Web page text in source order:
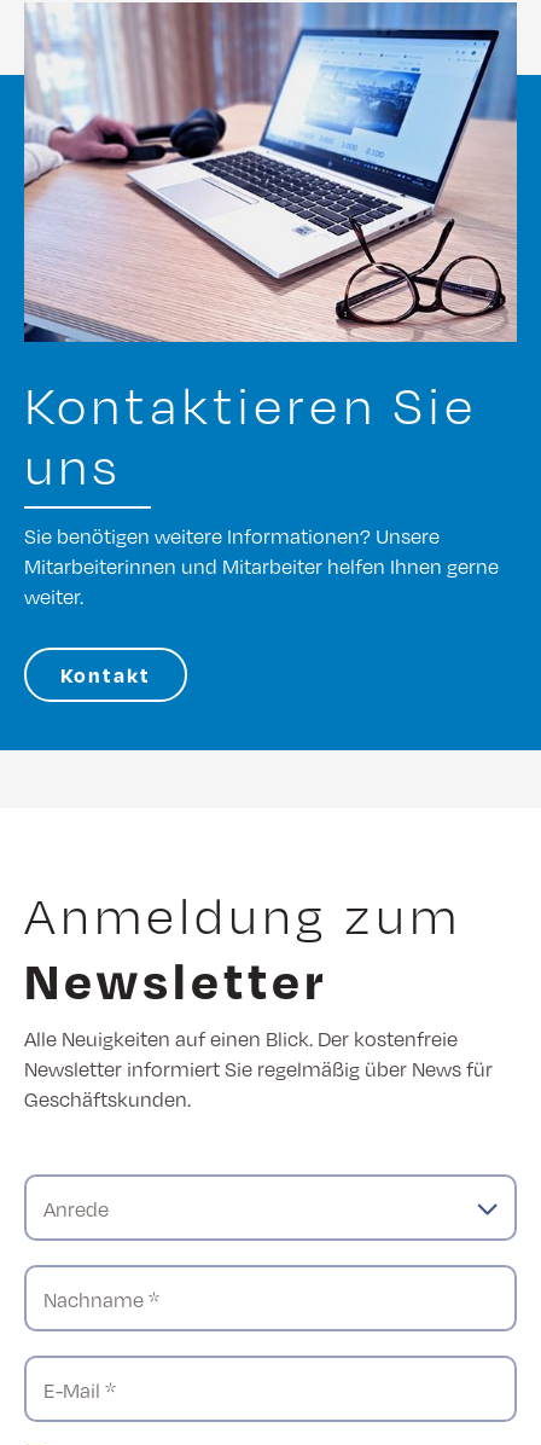
Kontaktieren Sie
uns
Sie benötigen weitere Informationen? Unsere
Mitarbeiterinnen und Mitarbeiter helfen Ihnen gerne
weiter.
Kontakt
Anmeldung zum
Newsletter
Alle Neuigkeiten auf einen Blick. Der kostenfreie
Newsletter informiert Sie regelmäßig über News für
Geschäftskunden.
Anrede
Nachname *
E-Mail *